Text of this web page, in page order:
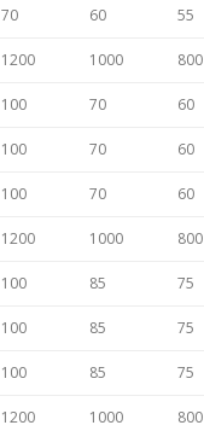
70 60 55
1200 1000 800
100 70 60
100 70 60
100 70 60
1200 1000 800
100 85 75
100 85 75
100 85 75
1200 1000 800